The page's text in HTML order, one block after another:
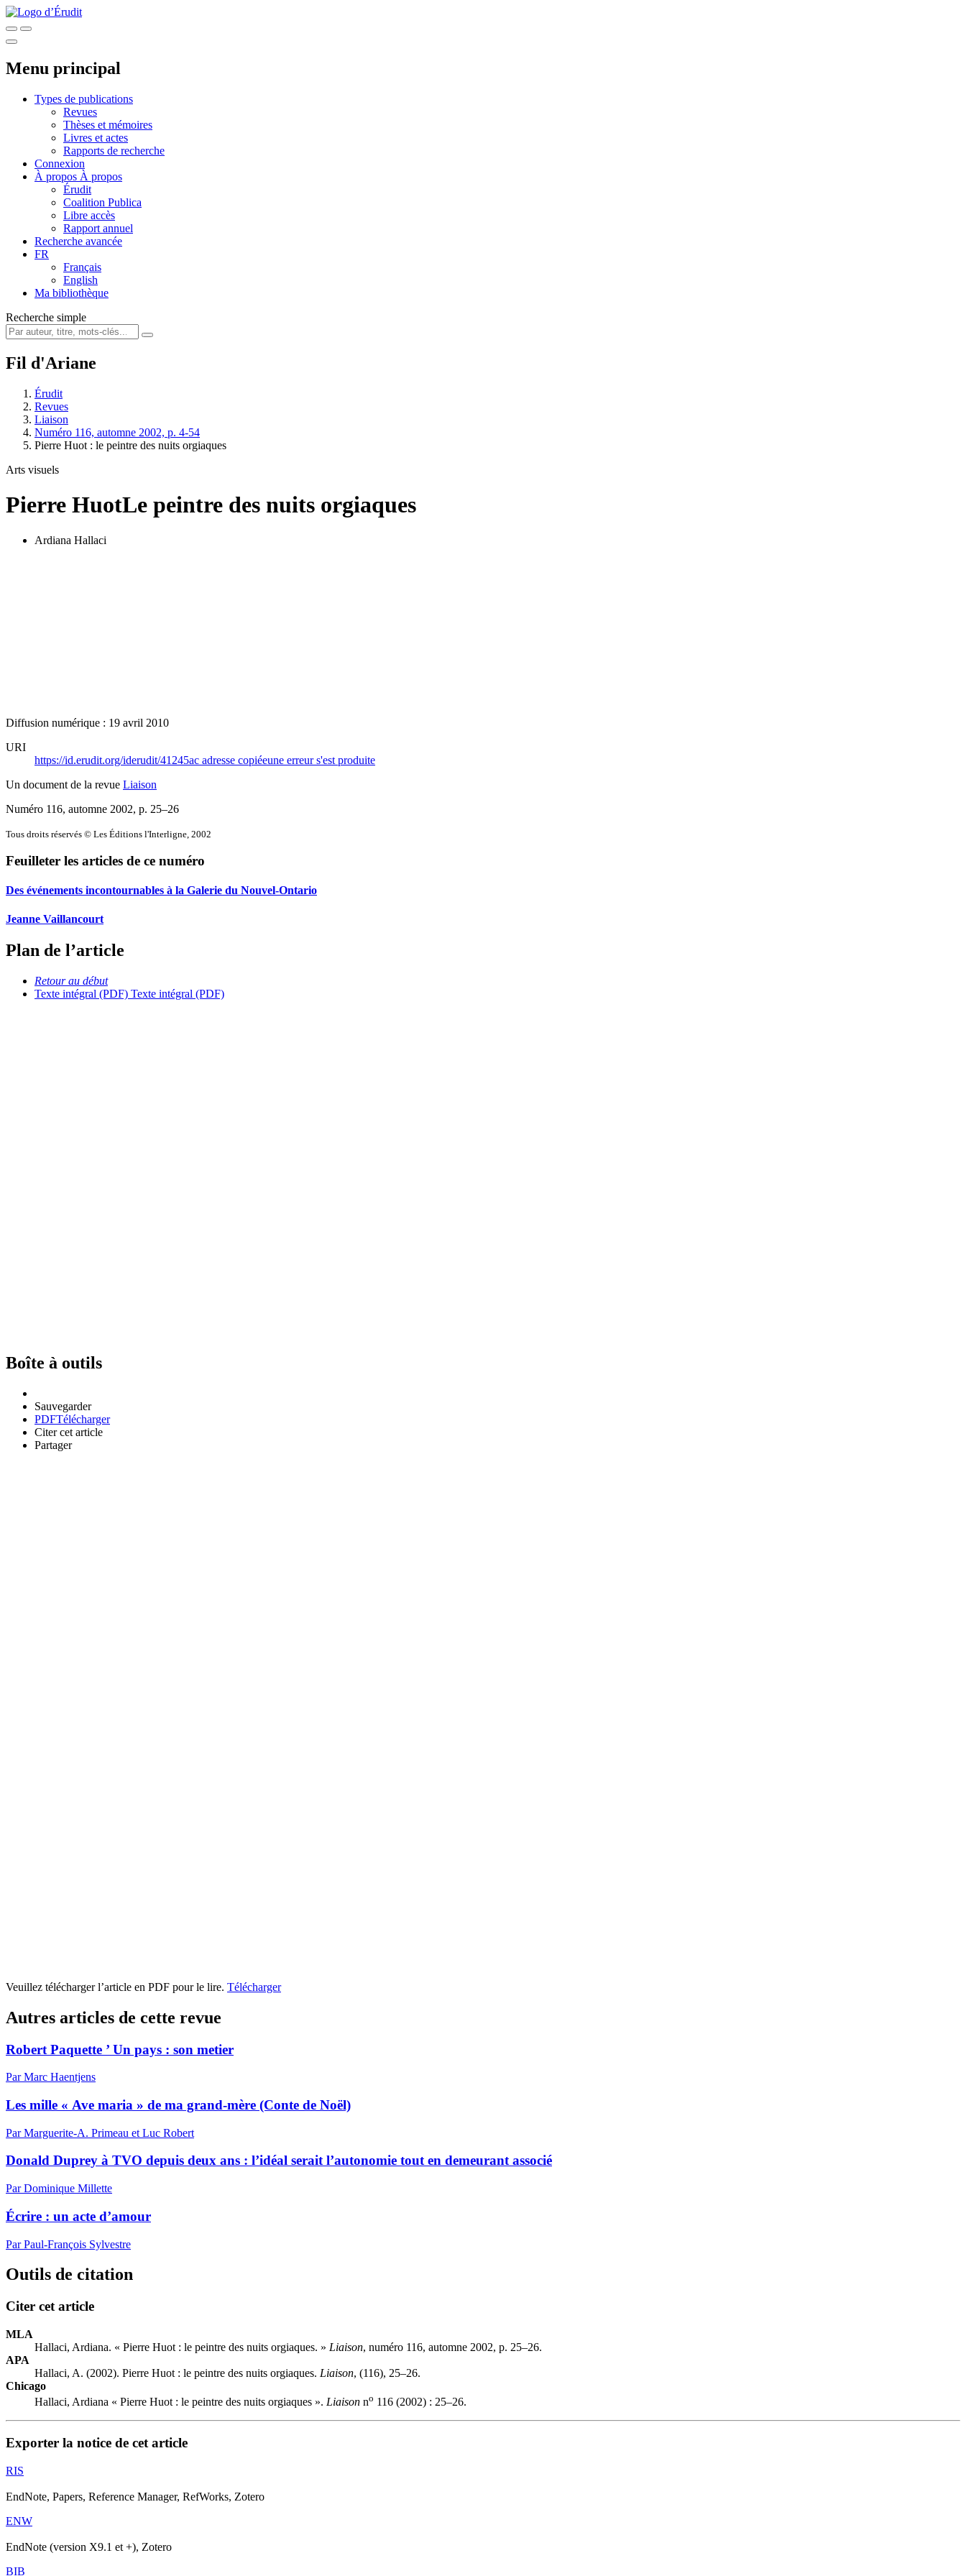
Menu principal
Types de publications
Revues
Thèses et mémoires
Livres et actes
Rapports de recherche
Connexion
À propos À propos
Érudit
Coalition Publica
Libre accès
Rapport annuel
Recherche avancée
FR
Français
English
Ma bibliothèque
Recherche simple
Fil d'Ariane
Érudit
Revues
Liaison
Numéro 116, automne 2002, p. 4-54
Pierre Huot : le peintre des nuits orgiaques
Arts visuels
Pierre HuotLe peintre des nuits orgiaques
Ardiana Hallaci
Diffusion numérique : 19 avril 2010
URI
https://id.erudit.org/iderudit/41245ac adresse copiéeune erreur s'est produite
Un document de la revue Liaison
Numéro 116, automne 2002, p. 25–26
Tous droits réservés © Les Éditions l'Interligne, 2002
Feuilleter les articles de ce numéro
Des événements incontournables à la Galerie du Nouvel-Ontario
Jeanne Vaillancourt
Plan de l’article
Retour au début
Texte intégral (PDF) Texte intégral (PDF)
Boîte à outils
Sauvegarder
PDFTélécharger
Citer cet article
Partager
Veuillez télécharger l’article en PDF pour le lire. Télécharger
Autres articles de cette revue
Robert Paquette ’ Un pays : son metier
Par Marc Haentjens
Les mille « Ave maria » de ma grand-mère (Conte de Noël)
Par Marguerite-A. Primeau et Luc Robert
Donald Duprey à TVO depuis deux ans : l’idéal serait l’autonomie tout en demeurant associé
Par Dominique Millette
Écrire : un acte d’amour
Par Paul-François Sylvestre
Outils de citation
Citer cet article
MLA
Hallaci, Ardiana. « Pierre Huot : le peintre des nuits orgiaques. » Liaison, numéro 116, automne 2002, p. 25–26.
APA
Hallaci, A. (2002). Pierre Huot : le peintre des nuits orgiaques. Liaison, (116), 25–26.
Chicago
Hallaci, Ardiana « Pierre Huot : le peintre des nuits orgiaques ». Liaison no 116 (2002) : 25–26.
Exporter la notice de cet article
RIS
EndNote, Papers, Reference Manager, RefWorks, Zotero
ENW
EndNote (version X9.1 et +), Zotero
BIB